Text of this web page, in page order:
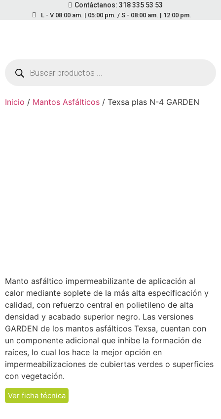
Contáctanos: 318 335 53 53
L - V 08:00 am. | 05:00 pm. / S - 08:00 am. | 12:00 pm.
Inicio / Mantos Asfálticos / Texsa plas N-4 GARDEN
Manto asfáltico impermeabilizante de aplicación al
calor mediante soplete de la más alta especificación y
calidad, con refuerzo central en polietileno de alta
densidad y acabado superior negro. Las versiones
GARDEN de los mantos asfálticos Texsa, cuentan con
un componente adicional que inhibe la formación de
raíces, lo cual los hace la mejor opción en
impermeabilizaciones de cubiertas verdes o superficies
con vegetación.
Ver ficha técnica